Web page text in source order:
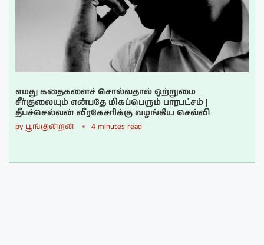
எமது கதைகளைச் சொல்வதால் ஒற்றுமை
சீர்குலையும் என்பதே மிகப்பெரும் பாரபட்சம் |
தீபச்செல்வன் வீரகேசரிக்கு வழங்கிய செவ்வி
by பூங்குன்றன் 4 minutes read